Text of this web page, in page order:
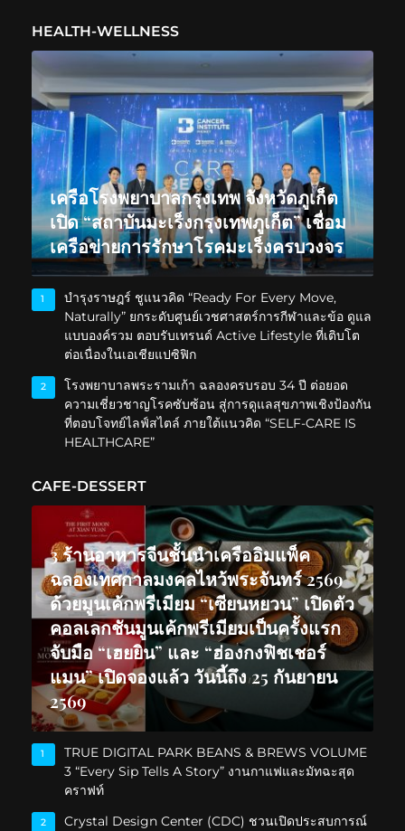
HEALTH-WELLNESS
เครือโรงพยาบาลกรุงเทพ จังหวัดภูเก็ต
เปิด “สถาบันมะเร็งกรุงเทพภูเก็ต” เชื่อม
เครือข่ายการรักษาโรคมะเร็งครบวงจร
1
บำรุงราษฎร์ ชูแนวคิด “Ready For Every Move,
Naturally” ยกระดับศูนย์เวชศาสตร์การกีฬาและข้อ ดูแล
แบบองค์รวม ตอบรับเทรนด์ Active Lifestyle ที่เติบโต
ต่อเนื่องในเอเชียแปซิฟิก
2
โรงพยาบาลพระรามเก้า ฉลองครบรอบ 34 ปี ต่อยอด
ความเชี่ยวชาญโรคซับซ้อน สู่การดูแลสุขภาพเชิงป้องกัน
ที่ตอบโจทย์ไลฟ์สไตล์ ภายใต้แนวคิด “SELF-CARE IS
HEALTHCARE”
CAFE-DESSERT
3 ร้านอาหารจีนชั้นนำเครืออิมแพ็ค
ฉลองเทศกาลมงคลไหว้พระจันทร์ 2569
ด้วยมูนเค้กพรีเมียม “เซียนหยวน” เปิดตัว
คอลเลกชันมูนเค้กพรีเมียมเป็นครั้งแรก
จับมือ “เฮยยิน” และ “ฮ่องกงฟิชเชอร์
แมน” เปิดจองแล้ว วันนี้ถึง 25 กันยายน
2569
1
TRUE DIGITAL PARK BEANS & BREWS VOLUME
3 “Every Sip Tells A Story” งานกาแฟและมัทฉะสุด
คราฟท์
2
Crystal Design Center (CDC) ชวนเปิดประสบการณ์